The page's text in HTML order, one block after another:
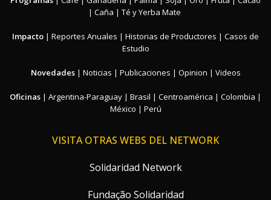
| Caña | Té y Yerba Mate
Impacto | Reportes Anuales | Historias de Productores | Casos de
Estudio
Novedades| Noticias | Publicaciones | Opinion | Videos
Oficinas | Argentina-Paraguay | Brasil | Centroamérica | Colombia |
México | Perú
VISITA OTRAS WEBS DEL NETWORK
Solidaridad Network
Fundação Solidaridad